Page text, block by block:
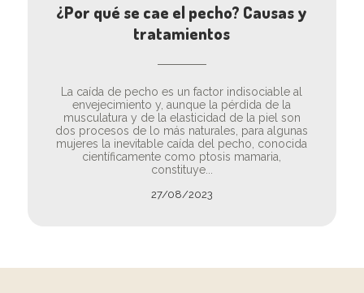
¿Por qué se cae el pecho? Causas y
tratamientos
La caída de pecho es un factor indisociable al
envejecimiento y, aunque la pérdida de la
musculatura y de la elasticidad de la piel son
dos procesos de lo más naturales, para algunas
mujeres la inevitable caída del pecho, conocida
científicamente como ptosis mamaria,
constituye...
27/08/2023